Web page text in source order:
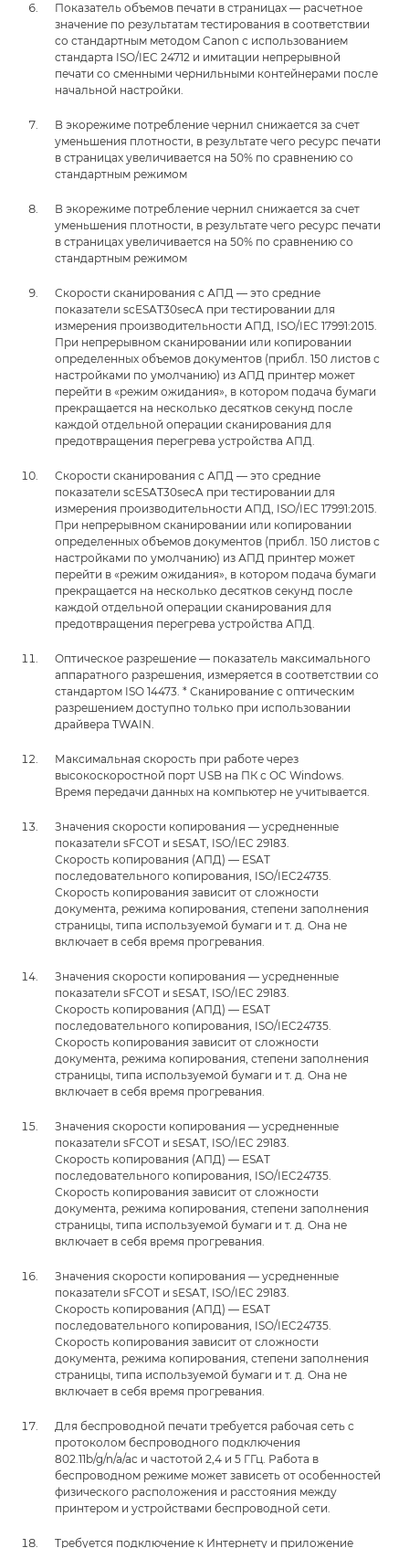
Показатель объемов печати в страницах — расчетное
значение по результатам тестирования в соответствии
со стандартным методом Canon с использованием
стандарта ISO/IEC 24712 и имитации непрерывной
печати со сменными чернильными контейнерами после
начальной настройки.
В экорежиме потребление чернил снижается за счет
уменьшения плотности, в результате чего ресурс печати
в страницах увеличивается на 50% по сравнению со
стандартным режимом
В экорежиме потребление чернил снижается за счет
уменьшения плотности, в результате чего ресурс печати
в страницах увеличивается на 50% по сравнению со
стандартным режимом
Скорости сканирования с АПД — это средние
показатели scESAT30secA при тестировании для
измерения производительности АПД, ISO/IEC 17991:2015.
При непрерывном сканировании или копировании
определенных объемов документов (прибл. 150 листов с
настройками по умолчанию) из АПД принтер может
перейти в «режим ожидания», в котором подача бумаги
прекращается на несколько десятков секунд после
каждой отдельной операции сканирования для
предотвращения перегрева устройства АПД.
Скорости сканирования с АПД — это средние
показатели scESAT30secA при тестировании для
измерения производительности АПД, ISO/IEC 17991:2015.
При непрерывном сканировании или копировании
определенных объемов документов (прибл. 150 листов с
настройками по умолчанию) из АПД принтер может
перейти в «режим ожидания», в котором подача бумаги
прекращается на несколько десятков секунд после
каждой отдельной операции сканирования для
предотвращения перегрева устройства АПД.
Оптическое разрешение — показатель максимального
аппаратного разрешения, измеряется в соответствии со
стандартом ISO 14473. * Сканирование с оптическим
разрешением доступно только при использовании
драйвера TWAIN.
Максимальная скорость при работе через
высокоскоростной порт USB на ПК с ОС Windows.
Время передачи данных на компьютер не учитывается.
Значения скорости копирования — усредненные
показатели sFCOT и sESAT, ISO/IEC 29183.
Скорость копирования (АПД) — ESAT
последовательного копирования, ISO/IEC24735.
Скорость копирования зависит от сложности
документа, режима копирования, степени заполнения
страницы, типа используемой бумаги и т. д. Она не
включает в себя время прогревания.
Значения скорости копирования — усредненные
показатели sFCOT и sESAT, ISO/IEC 29183.
Скорость копирования (АПД) — ESAT
последовательного копирования, ISO/IEC24735.
Скорость копирования зависит от сложности
документа, режима копирования, степени заполнения
страницы, типа используемой бумаги и т. д. Она не
включает в себя время прогревания.
Значения скорости копирования — усредненные
показатели sFCOT и sESAT, ISO/IEC 29183.
Скорость копирования (АПД) — ESAT
последовательного копирования, ISO/IEC24735.
Скорость копирования зависит от сложности
документа, режима копирования, степени заполнения
страницы, типа используемой бумаги и т. д. Она не
включает в себя время прогревания.
Значения скорости копирования — усредненные
показатели sFCOT и sESAT, ISO/IEC 29183.
Скорость копирования (АПД) — ESAT
последовательного копирования, ISO/IEC24735.
Скорость копирования зависит от сложности
документа, режима копирования, степени заполнения
страницы, типа используемой бумаги и т. д. Она не
включает в себя время прогревания.
Для беспроводной печати требуется рабочая сеть с
протоколом беспроводного подключения
802.11b/g/n/a/ac и частотой 2,4 и 5 ГГц. Работа в
беспроводном режиме может зависеть от особенностей
физического расположения и расстояния между
принтером и устройствами беспроводной сети.
Требуется подключение к Интернету и приложение